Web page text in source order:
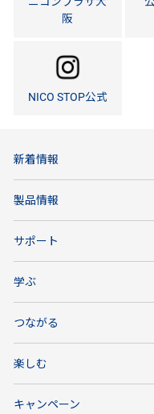
阪
NICO STOP公式
新着情報
製品情報
サポート
学ぶ
つながる
楽しむ
キャンペーン